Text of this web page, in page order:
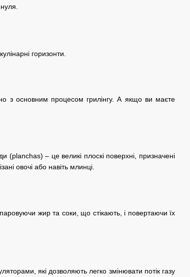
горизонти.
з основним процесом грилінгу. А якщо ви маєте
(planchas) – це великі плоскі поверхні, призначені
овочі або навіть млинці.
жир та соки, що стікають, і повертаючи їх
які дозволяють легко змінювати потік газу